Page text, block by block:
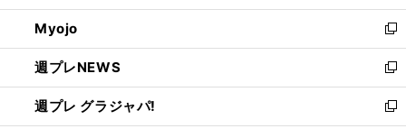
開
く
ウ
で
開
く
ン
ド
ウ
で
開
く
ウ
ィ
ン
ド
ウ
で
開
Myojo
新
し
い
ウ
ィ
ン
週プレNEWS
新
し
い
ウ
週プレ グラジャパ!
新
し